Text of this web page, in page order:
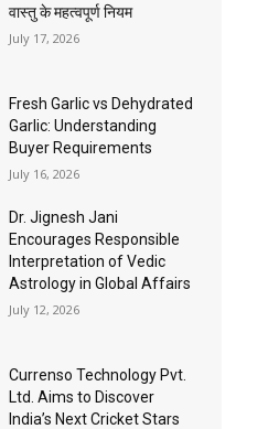
वास्तु के महत्वपूर्ण नियम
July 17, 2026
Fresh Garlic vs Dehydrated
Garlic: Understanding
Buyer Requirements
July 16, 2026
Dr. Jignesh Jani
Encourages Responsible
Interpretation of Vedic
Astrology in Global Affairs
July 12, 2026
Currenso Technology Pvt.
Ltd. Aims to Discover
India’s Next Cricket Stars